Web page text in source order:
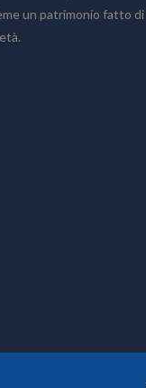
un patrimonio fatto di